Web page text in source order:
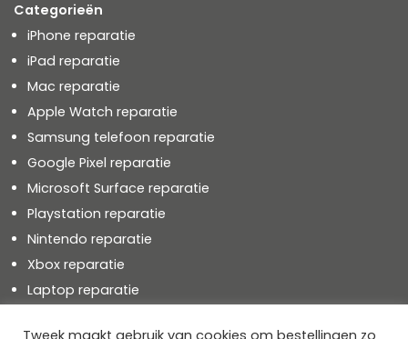
Categorieën
iPhone reparatie
iPad reparatie
Mac reparatie
Apple Watch reparatie
Samsung telefoon reparatie
Google Pixel reparatie
Microsoft Surface reparatie
Playstation reparatie
Nintendo reparatie
Xbox reparatie
Laptop reparatie
Tweek maakt gebruik van cookies om bestellingen zo